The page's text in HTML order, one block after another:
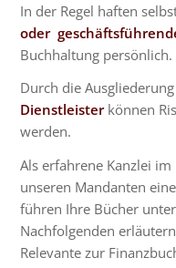
In der Regel haften
oder
Buchhaltung persönlich.
Durch die
Dienstleisterkönnen
werden.
Als erfahrene Kanzlei
unseren Mandanten
führen Ihre Bücher
Nachfolgenden
Relevante zur